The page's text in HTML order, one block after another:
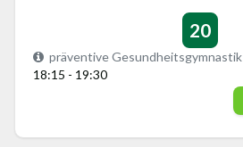
20
präventive Gesundheitsgymnastik
18:15 - 19:30